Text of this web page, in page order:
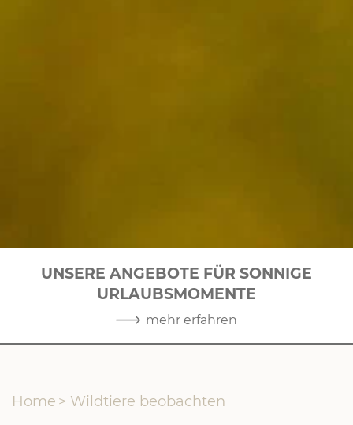
1 |10
UNSERE ANGEBOTE FÜR SONNIGE
URLAUBSMOMENTE
mehr erfahren
Home > Wildtiere beobachten